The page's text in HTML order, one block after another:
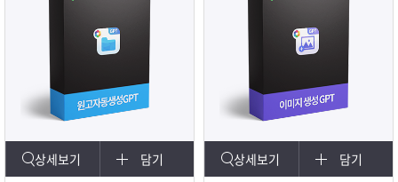
상세보기 담기 상세보기 담기